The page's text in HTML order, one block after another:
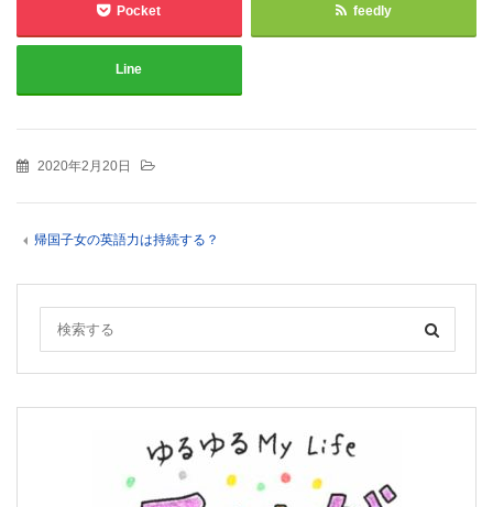
Pocket feedly
Line
2020年2月20日
帰国子女の英語力は持続する？